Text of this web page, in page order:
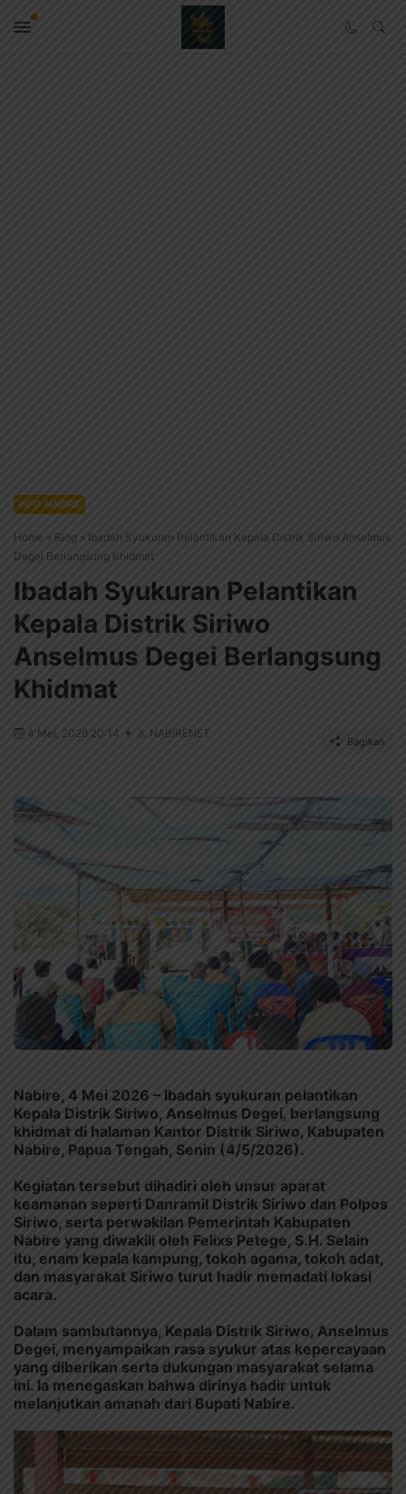
INFO NABIRE
Home » Blog » Ibadah Syukuran Pelantikan Kepala Distrik Siriwo Anselmus
Degei Berlangsung Khidmat
Ibadah Syukuran Pelantikan
Kepala Distrik Siriwo
Anselmus Degei Berlangsung
Khidmat
4 Mei, 2026 20:14 NABIRENET
Bagikan
Nabire, 4 Mei 2026 – Ibadah syukuran pelantikan
Kepala Distrik Siriwo, Anselmus Degei, berlangsung
khidmat di halaman Kantor Distrik Siriwo, Kabupaten
Nabire, Papua Tengah, Senin (4/5/2026).
Kegiatan tersebut dihadiri oleh unsur aparat
keamanan seperti Danramil Distrik Siriwo dan Polpos
Siriwo, serta perwakilan Pemerintah Kabupaten
Nabire yang diwakili oleh Felixs Petege, S.H. Selain
itu, enam kepala kampung, tokoh agama, tokoh adat,
dan masyarakat Siriwo turut hadir memadati lokasi
acara.
Dalam sambutannya, Kepala Distrik Siriwo, Anselmus
Degei, menyampaikan rasa syukur atas kepercayaan
yang diberikan serta dukungan masyarakat selama
ini. Ia menegaskan bahwa dirinya hadir untuk
melanjutkan amanah dari Bupati Nabire.